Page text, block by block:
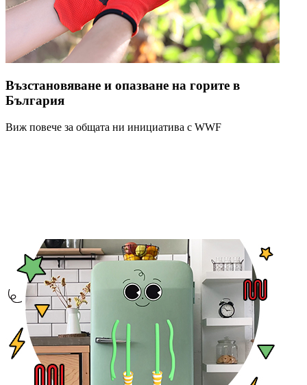
Възстановяване и опазване на горите в
България
Виж повече за общата ни инициатива с WWF